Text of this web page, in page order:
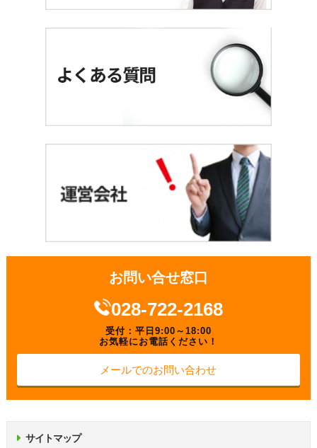
お問い合せ窓口
028-722-2168
受付：平日9:00～18:00
お気軽にお電話ください！
メールでのお問い合わせ
サイトマップ